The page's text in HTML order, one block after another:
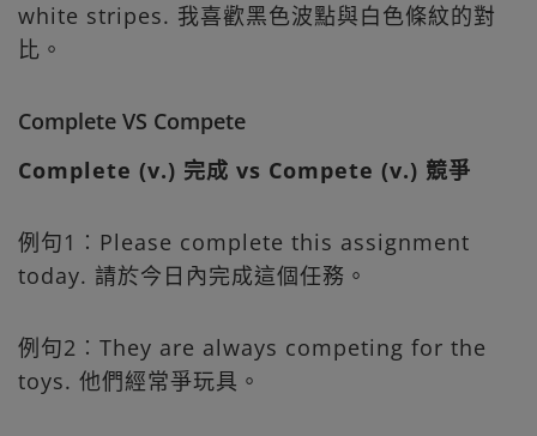
white stripes. 我喜歡黑色波點與白色條紋的對
比。
Complete VS Compete
Complete (v.) 完成 vs Compete (v.) 競爭
例句1︰Please complete this assignment
today. 請於今日內完成這個任務。
例句2︰They are always competing for the
toys. 他們經常爭玩具。